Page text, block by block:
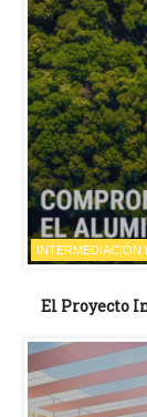
INTERMEDIACIÓN
El Proyecto